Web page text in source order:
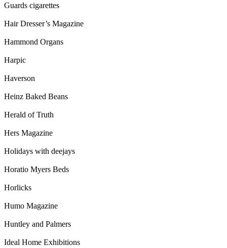
Guards cigarettes
Hair Dresser’s Magazine
Hammond Organs
Harpic
Haverson
Heinz Baked Beans
Herald of Truth
Hers Magazine
Holidays with deejays
Horatio Myers Beds
Horlicks
Humo Magazine
Huntley and Palmers
Ideal Home Exhibitions